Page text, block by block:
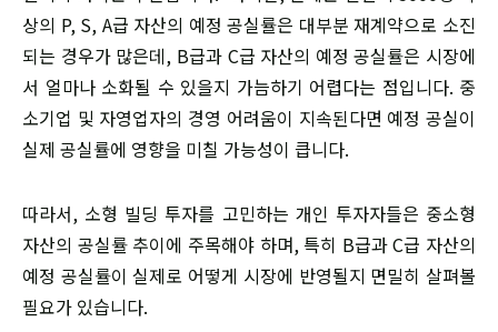
상의 P, S, A급 자산의 예정 공실률은 대부분 재계약으로 소진
되는 경우가 많은데, B급과 C급 자산의 예정 공실률은 시장에
서 얼마나 소화될 수 있을지 가늠하기 어렵다는 점입니다. 중
소기업 및 자영업자의 경영 어려움이 지속된다면 예정 공실이
실제 공실률에 영향을 미칠 가능성이 큽니다.
따라서, 소형 빌딩 투자를 고민하는 개인 투자자들은 중소형
자산의 공실률 추이에 주목해야 하며, 특히 B급과 C급 자산의
예정 공실률이 실제로 어떻게 시장에 반영될지 면밀히 살펴볼
필요가 있습니다.